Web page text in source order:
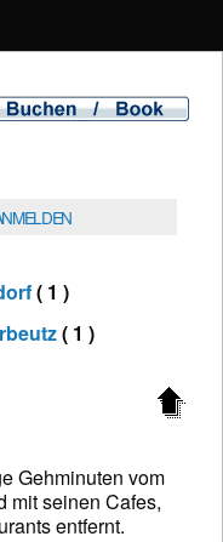
( 1 )
( 1 )
Gehminuten vom
mit seinen Cafes,
entfernt.